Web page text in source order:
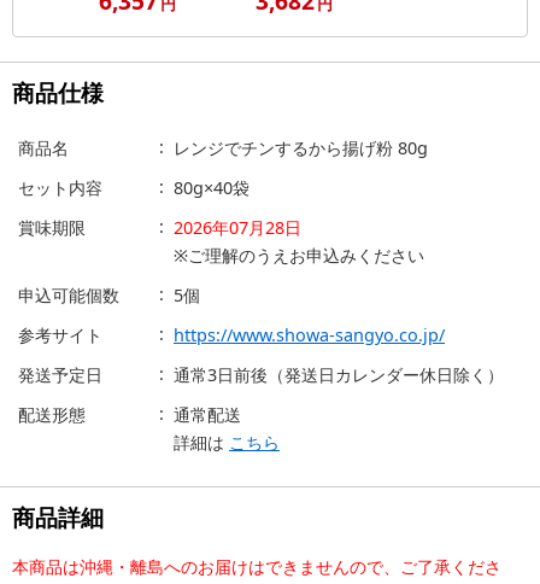
商品仕様
商品名
レンジでチンするから揚げ粉 80g
セット内容
80g×40袋
賞味期限
2026年07月28日
※ご理解のうえお申込みください
申込可能個数
5個
参考サイト
https://www.showa-sangyo.co.jp/
発送予定日
通常3日前後（発送日カレンダー休日除く）
配送形態
通常配送
詳細は こちら
商品詳細
本商品は沖縄・離島へのお届けはできませんので、ご了承くださ